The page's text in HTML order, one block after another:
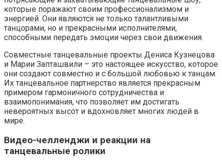
которые поражают своим профессионализмом и
энергией. Они являются не только талантливыми
танцорами, но и прекрасными исполнителями,
способными передать эмоции через свои движения.
Совместные танцевальные проекты Дениса Кузнецова
и Марии Запташвили – это настоящее искусство, которое
они создают совместно и с большой любовью к танцам.
Их танцевальное партнерство является прекрасным
примером гармоничного сотрудничества и
взаимопонимания, что позволяет им достигать
невероятных высот и вдохновляет многих людей в
мире.
Видео-челленджи и реакции на
танцевальные ролики